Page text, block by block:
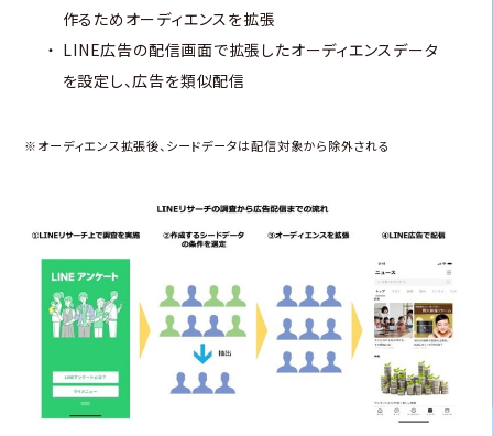
作るためオーディエンスを拡張
LINE広告の配信画面で拡張したオーディエンスデータ
を設定し、広告を類似配信
※オーディエンス拡張後、シードデータは配信対象から除外される